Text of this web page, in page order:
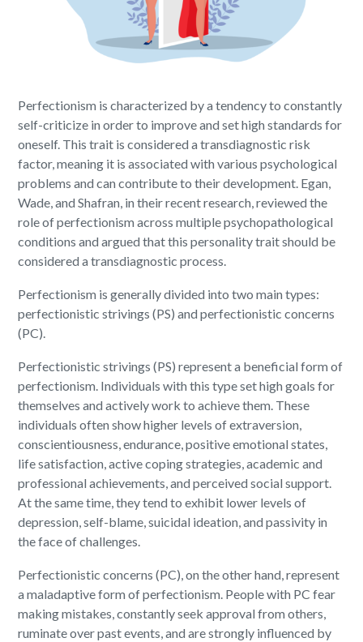
Perfectionism is characterized by a tendency to constantly
self-criticize in order to improve and set high standards for
oneself. This trait is considered a transdiagnostic risk
factor, meaning it is associated with various psychological
problems and can contribute to their development. Egan,
Wade, and Shafran, in their recent research, reviewed the
role of perfectionism across multiple psychopathological
conditions and argued that this personality trait should be
considered a transdiagnostic process.
Perfectionism is generally divided into two main types:
perfectionistic strivings (PS) and perfectionistic concerns
(PC).
Perfectionistic strivings (PS) represent a beneficial form of
perfectionism. Individuals with this type set high goals for
themselves and actively work to achieve them. These
individuals often show higher levels of extraversion,
conscientiousness, endurance, positive emotional states,
life satisfaction, active coping strategies, academic and
professional achievements, and perceived social support.
At the same time, they tend to exhibit lower levels of
depression, self-blame, suicidal ideation, and passivity in
the face of challenges.
Perfectionistic concerns (PC), on the other hand, represent
a maladaptive form of perfectionism. People with PC fear
making mistakes, constantly seek approval from others,
ruminate over past events, and are strongly influenced by